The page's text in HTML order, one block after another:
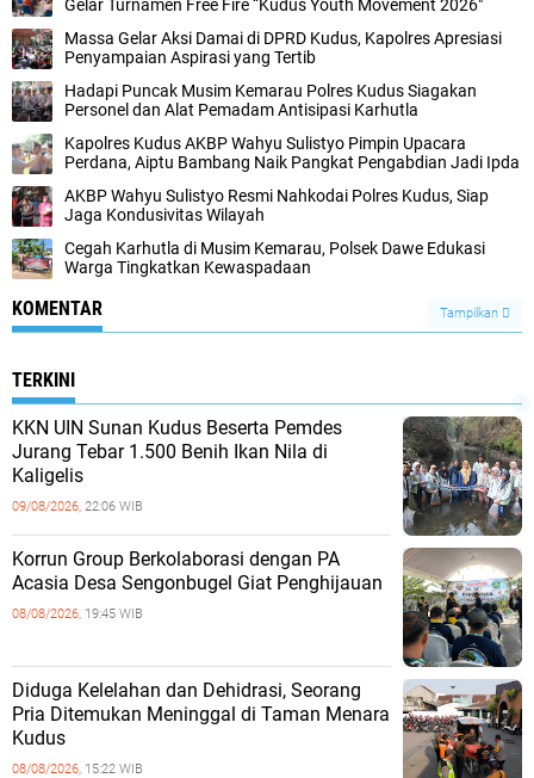
Gelar Turnamen Free Fire “Kudus Youth Movement 2026"
Massa Gelar Aksi Damai di DPRD Kudus, Kapolres Apresiasi
Penyampaian Aspirasi yang Tertib
Hadapi Puncak Musim Kemarau Polres Kudus Siagakan
Personel dan Alat Pemadam Antisipasi Karhutla
Kapolres Kudus AKBP Wahyu Sulistyo Pimpin Upacara
Perdana, Aiptu Bambang Naik Pangkat Pengabdian Jadi Ipda
AKBP Wahyu Sulistyo Resmi Nahkodai Polres Kudus, Siap
Jaga Kondusivitas Wilayah
Cegah Karhutla di Musim Kemarau, Polsek Dawe Edukasi
Warga Tingkatkan Kewaspadaan
KOMENTAR Tampilkan
TERKINI
KKN UIN Sunan Kudus Beserta Pemdes
Jurang Tebar 1.500 Benih Ikan Nila di
Kaligelis
09/08/2026, 22:06 WIB
Korrun Group Berkolaborasi dengan PA
Acasia Desa Sengonbugel Giat Penghijauan
08/08/2026, 19:45 WIB
Diduga Kelelahan dan Dehidrasi, Seorang
Pria Ditemukan Meninggal di Taman Menara
Kudus
08/08/2026, 15:22 WIB